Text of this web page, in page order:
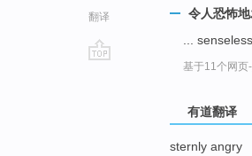
翻译
令人恐怖
...
基于11个网页-
有道翻译
sternly angry